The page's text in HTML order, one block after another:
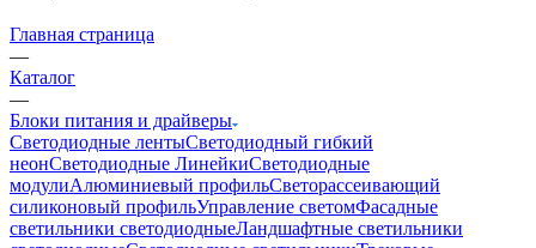
Главная страница
—
Каталог
—
Блоки питания и драйверы
Светодиодные лентыСветодиодный гибкий
неонСветодиодные ЛинейкиСветодиодные
модулиАлюминиевый профильСветорассеивающий
силиконовый профильУправление светомФасадные
светильники светодиодныеЛандшафтные светильники